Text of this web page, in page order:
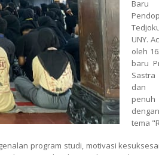
Baru
UNY.
oleh
baru
dan
tema
program studi, motivasi